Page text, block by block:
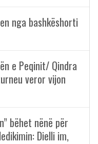
nga bashkëshorti
e Peqinit/ Qindra
veror vijon
bëhet nënë për
Dielli im,